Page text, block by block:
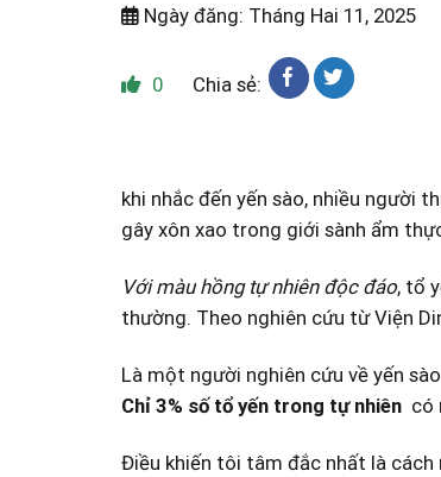
Ngày đăng: Tháng Hai 11, 2025
0 Chia sẻ:
khi nhắc đến yến sào, ⁤nhiều người
gây xôn xao trong giới sành ẩm
Với màu hồng tự nhiên độc đáo, tổ
thường. Theo nghiên cứu từ Viện
Là một người nghiên cứu về‌ yến
Chỉ 3%‌ số ‍tổ yến trong tự nhiên
Điều khiến tôi tâm đắc ‍nhất⁣ là cách